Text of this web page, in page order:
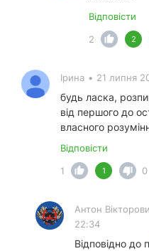
Відповісти
2
2
Ірина • 21 липня
будь ласка,
від першого до
власного
Відповісти
1
1 0
Антон
22:34
Відповідно до